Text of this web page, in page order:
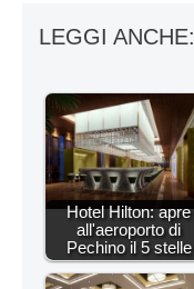
LEGGI ANCHE:
Hotel Hilton: apre
all'aeroporto di
Pechino il 5 stelle